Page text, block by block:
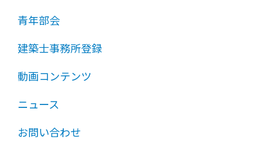
青年部会
建築士事務所登録
動画コンテンツ
ニュース
お問い合わせ